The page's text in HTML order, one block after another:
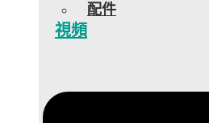
配件
視頻